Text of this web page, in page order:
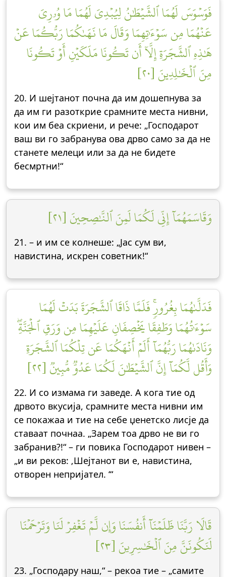
فَوَسۡوَسَ لَهُمَا ٱلشَّيۡطَٰنُ لِيُبۡدِيَ لَهُمَا مَا وُۥرِيَ
عَنۡهُمَا مِن سَوۡءَٰتِهِمَا وَقَالَ مَا نَهَىٰكُمَا رَبُّكُمَا عَنۡ
هَٰذِهِ ٱلشَّجَرَةِ إِلَّآ أَن تَكُونَا مَلَكَيۡنِ أَوۡ تَكُونَا
مِنَ ٱلۡخَٰلِدِينَ [٢٠]
20. И шејтанот почна да им дошепнува за
да им ги разоткрие срамните места нивни,
кои им беа скриени, и рече: „Господарот
ваш ви го забранува ова дрво само за да не
станете мелеци или за да не бидете
бесмртни!“
وَقَاسَمَهُمَآ إِنِّي لَكُمَا لَمِنَ ٱلنَّٰصِحِينَ [٢١]
21. – и им се колнеше: „Јас сум ви,
навистина, искрен советник!“
فَدَلَّىٰهُمَا بِغُرُورٖۚ فَلَمَّا ذَاقَا ٱلشَّجَرَةَ بَدَتۡ لَهُمَا
سَوۡءَٰتُهُمَا وَطَفِقَا يَخۡصِفَانِ عَلَيۡهِمَا مِن وَرَقِ ٱلۡجَنَّةِۖ
وَنَادَىٰهُمَا رَبُّهُمَآ أَلَمۡ أَنۡهَكُمَا عَن تِلۡكُمَا ٱلشَّجَرَةِ
وَأَقُل لَّكُمَآ إِنَّ ٱلشَّيۡطَٰنَ لَكُمَا عَدُوّٞ مُّبِينٞ [٢٢]
22. И со измама ги заведе. А кога тие од
дрвото вкусија, срамните места нивни им
се покажаа и тие на себе џенетско лисје да
ставаат почнаа. „Зарем тоа дрво не ви го
забранив?!“ – ги повика Господарот нивен –
„и ви реков: ‚Шејтанот ви е, навистина,
отворен непријател. ‘“
قَالَا رَبَّنَا ظَلَمۡنَآ أَنفُسَنَا وَإِن لَّمۡ تَغۡفِرۡ لَنَا وَتَرۡحَمۡنَا
لَنَكُونَنَّ مِنَ ٱلۡخَٰسِرِينَ [٢٣]
23. „Господару наш,“ – рекоа тие – „самите